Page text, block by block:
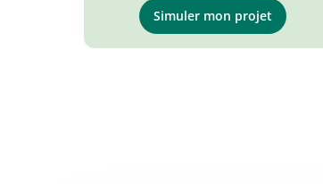
Simuler mon projet